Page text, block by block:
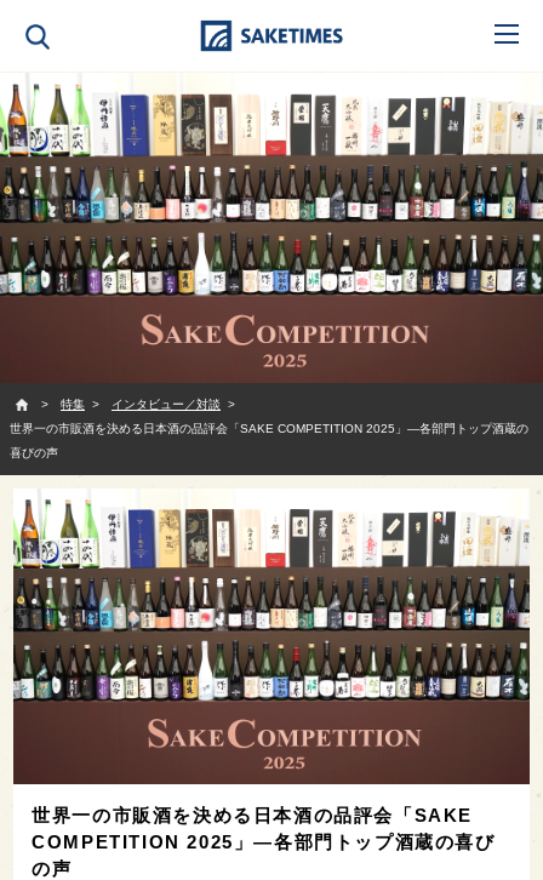
特集
インタビュー／対談
世界一の市販酒を決める日本酒の品評会「SAKE COMPETITION 2025」—各部門トップ酒蔵の
喜びの声
世界一の市販酒を決める日本酒の品評会「SAKE
COMPETITION 2025」—各部門トップ酒蔵の喜び
の声